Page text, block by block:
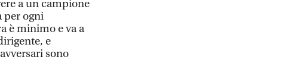
a un campione
per ogni
è minimo e va a
e
sono